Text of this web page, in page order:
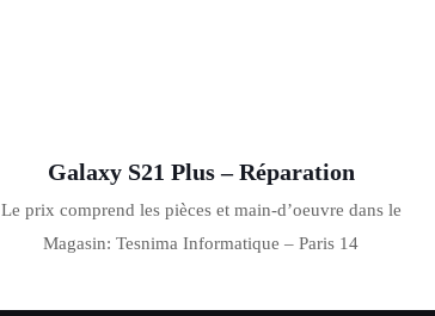
Galaxy S21 Plus – Réparation
Le prix comprend les pièces et main-d’oeuvre dans le
Magasin: Tesnima Informatique – Paris 14